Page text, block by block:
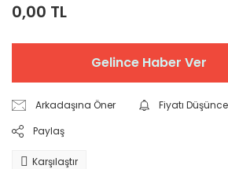
0,00 TL
Gelince Haber Ver
Arkadaşına Öner
Fiyatı
Paylaş
Karşılaştır